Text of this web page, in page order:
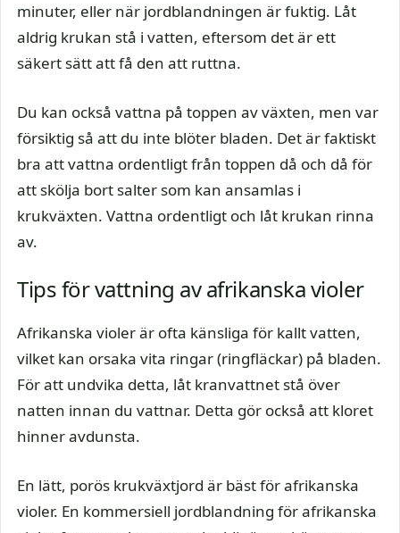
minuter, eller när jordblandningen är fuktig. Låt
aldrig krukan stå i vatten, eftersom det är ett
säkert sätt att få den att ruttna.
Du kan också vattna på toppen av växten, men var
försiktig så att du inte blöter bladen. Det är faktiskt
bra att vattna ordentligt från toppen då och då för
att skölja bort salter som kan ansamlas i
krukväxten. Vattna ordentligt och låt krukan rinna
av.
Tips för vattning av afrikanska violer
Afrikanska violer är ofta känsliga för kallt vatten,
vilket kan orsaka vita ringar (ringfläckar) på bladen.
För att undvika detta, låt kranvattnet stå över
natten innan du vattnar. Detta gör också att kloret
hinner avdunsta.
En lätt, porös krukväxtjord är bäst för afrikanska
violer. En kommersiell jordblandning för afrikanska